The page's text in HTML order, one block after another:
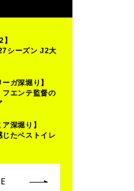
】
シーズン J2大
ーガ深堀り】
フエンテ監督の
ア深堀り】
じたベストイレ